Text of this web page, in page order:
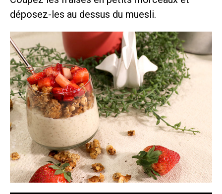
déposez-les au dessus du muesli.